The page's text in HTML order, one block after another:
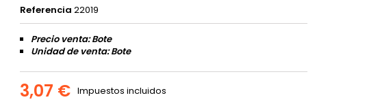
Referencia 22019
Precio venta: Bote
Unidad de venta: Bote
3,07 € Impuestos incluidos